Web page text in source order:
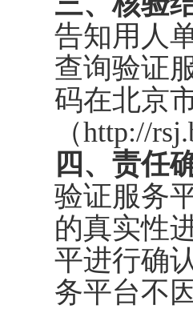
告知用人
查询验证
码在北京
（http://
四、责任
验证服务
的真实性
平进行确
务平台不